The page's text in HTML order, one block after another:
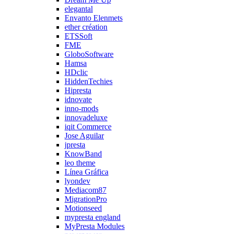
elegantal
Envanto Elenmets
ether création
ETSSoft
FME
GloboSoftware
Hamsa
HDclic
HiddenTechies
Hipresta
idnovate
inno-mods
innovadeluxe
iqit Commerce
Jose Aguilar
jpresta
KnowBand
leo theme
Línea Gráfica
lyondev
Mediacom87
MigrationPro
Motionseed
mypresta england
MyPresta Modules